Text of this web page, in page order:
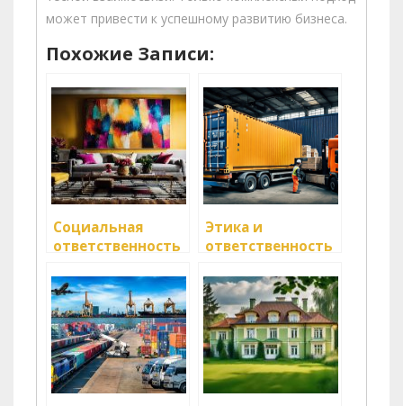
может привести к успешному развитию бизнеса.
Похожие Записи:
Социальная
ответственность
Этика и
ответственность